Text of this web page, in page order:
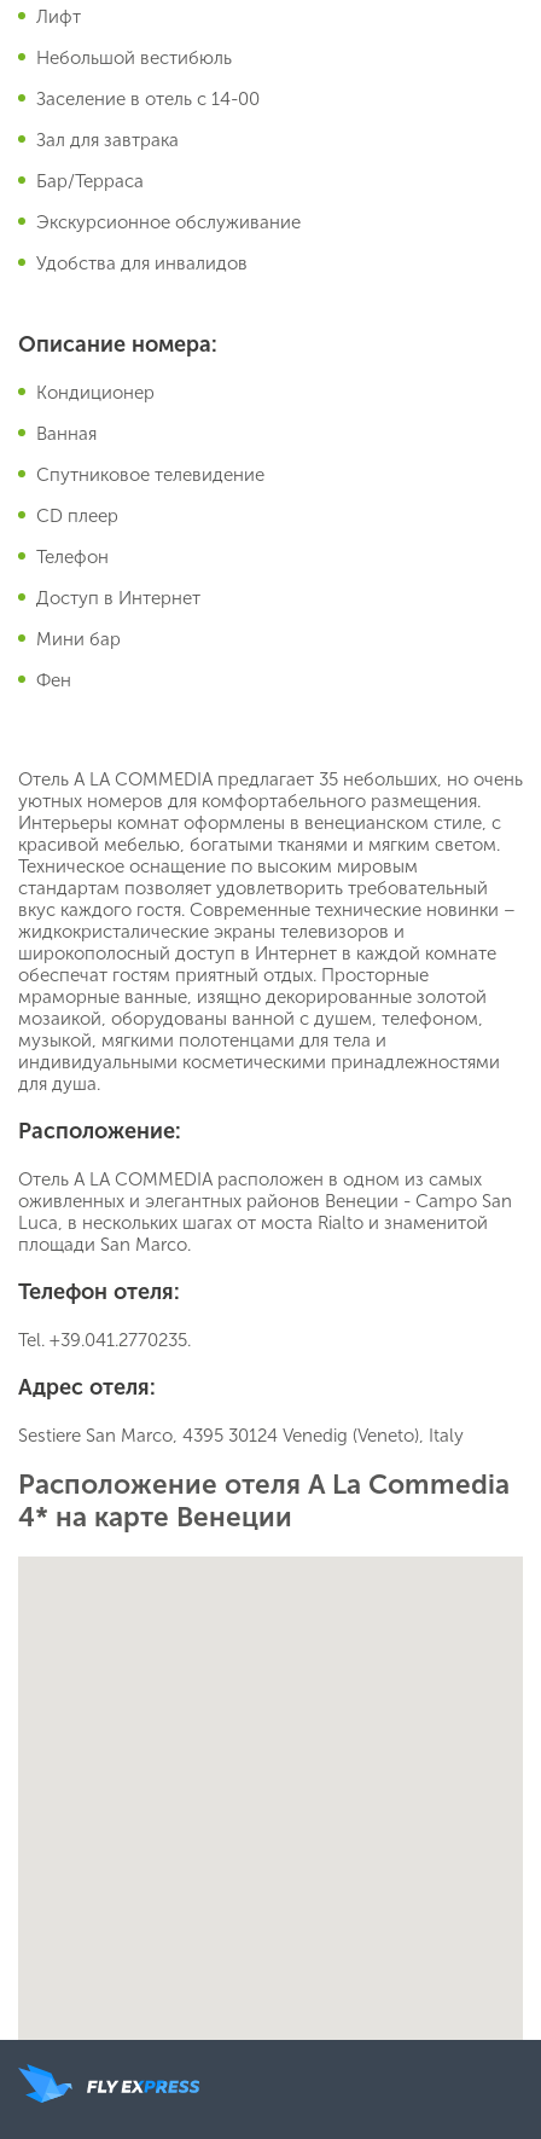
Лифт
Небольшой вестибюль
Заселение в отель с 14-00
Зал для завтрака
Бар/Терраса
Экскурсионное обслуживание
Удобства для инвалидов
Описание номера:
Кондиционер
Ванная
Спутниковое телевидение
CD плеер
Телефон
Доступ в Интернет
Мини бар
Фен
Отель A LA COMMEDIA предлагает 35 небольших, но очень
уютных номеров для комфортабельного размещения.
Интерьеры комнат оформлены в венецианском стиле, с
красивой мебелью, богатыми тканями и мягким светом.
Техническое оснащение по высоким мировым
стандартам позволяет удовлетворить требовательный
вкус каждого гостя. Современные технические новинки –
жидкокристалические экраны телевизоров и
широкополосный доступ в Интернет в каждой комнате
обеспечат гостям приятный отдых. Просторные
мраморные ванные, изящно декорированные золотой
мозаикой, оборудованы ванной с душем, телефоном,
музыкой, мягкими полотенцами для тела и
индивидуальными косметическими принадлежностями
для душа.
Расположение:
Отель A LA COMMEDIA расположен в одном из самых
оживленных и элегантных районов Венеции - Campo San
Luca, в нескольких шагах от моста Rialto и знаменитой
площади San Marco.
Телефон отеля:
Tel. +39.041.2770235.
Адрес отеля:
Sestiere San Marco, 4395 30124 Venedig (Veneto), Italy
Расположение отеля A La Commedia
4* на карте Венеции